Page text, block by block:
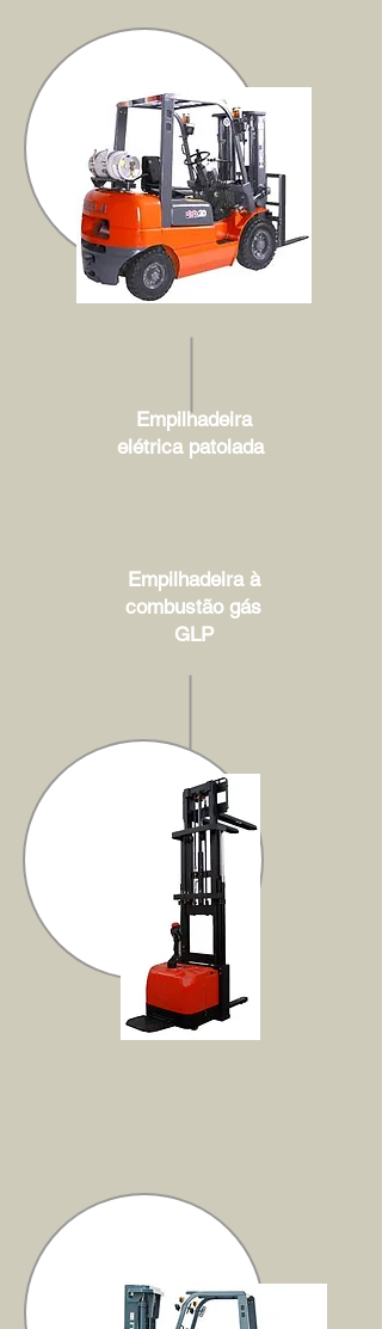
Empilhadeira
elétrica patolada
Empilhadeira à
combustão gás
GLP